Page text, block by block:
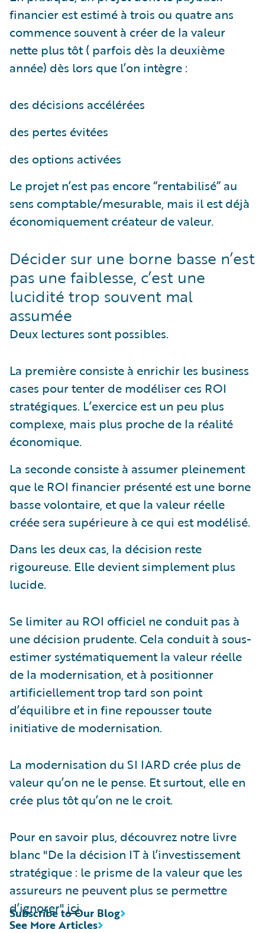
financier est estimé à trois ou quatre ans
commence souvent à créer de la valeur
nette plus tôt ( parfois dès la deuxième
année) dès lors que l’on intègre :
des décisions accélérées
des pertes évitées
des options activées
Le projet n’est pas encore “rentabilisé” au
sens comptable/mesurable, mais il est déjà
économiquement créateur de valeur.
Décider sur une borne basse n’est
pas une faiblesse, c’est une
lucidité trop souvent mal
assumée
Deux lectures sont possibles.
La première consiste à enrichir les business
cases pour tenter de modéliser ces ROI
stratégiques. L’exercice est un peu plus
complexe, mais plus proche de la réalité
économique.
La seconde consiste à assumer pleinement
que le ROI financier présenté est une borne
basse volontaire, et que la valeur réelle
créée sera supérieure à ce qui est modélisé.
Dans les deux cas, la décision reste
rigoureuse. Elle devient simplement plus
lucide.
Se limiter au ROI officiel ne conduit pas à
une décision prudente. Cela conduit à sous-
estimer systématiquement la valeur réelle
de la modernisation, et à positionner
artificiellement trop tard son point
d’équilibre et in fine repousser toute
initiative de modernisation.
La modernisation du SI IARD crée plus de
valeur qu’on ne le pense. Et surtout, elle en
crée plus tôt qu’on ne le croit.
Pour en savoir plus, découvrez notre livre
blanc "De la décision IT à l’investissement
stratégique : le prisme de la valeur que les
assureurs ne peuvent plus se permettre
d’ignorer"ici.
See More Articles
Subscribe to Our Blog